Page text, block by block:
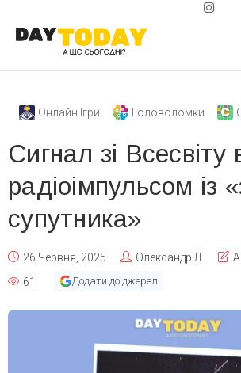
Онлайн Ігри Головоломки
Сигнал зі Всесвіту
радіоімпульсом із
супутника»
26 Червня, 2025 Олександр Л.
61
Додати до джерел